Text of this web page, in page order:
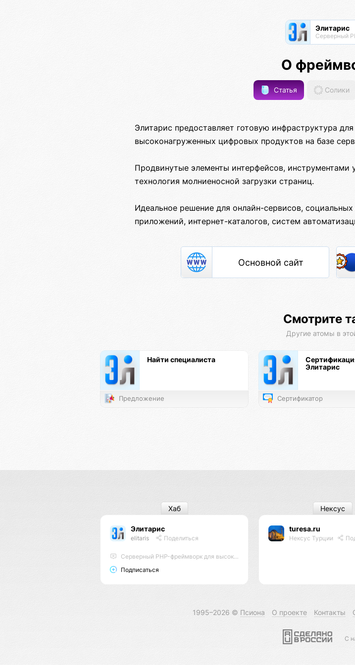
Элитарис
О
Статья Солики
Элитарис предоставляет готовую инфраструктура
высоконагруженных цифровых продуктов на базе
Продвинутые элементы интерфейсов, инструментами
технология молниеносной загрузки страниц.
Идеальное решение для онлайн-сервисов,
приложений, интернет-каталогов, систем
Основной сайт
Смотрите
Другие атомы в
Найти специалиста
Предложение
Элитарис
Сертификатор
Элитарис
elitaris Поделиться
Серверный PHP-фреймворк для высоконагруженных проектов
Подписаться
Хаб
turesa.ru
Нексус Турции
Нексус
1995–2026 © Псиона О проекте Контакты
С